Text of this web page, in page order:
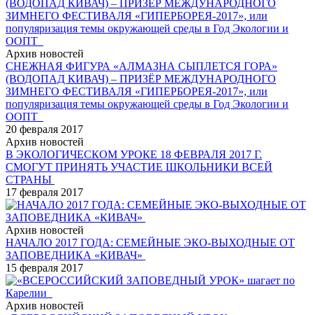
Архив новостей
СНЕЖНАЯ ФИГУРА «АЛМАЗНА СЫПЛЕТСЯ ГОРА»
(ВОДОПАД КИВАЧ) – ПРИЗЁР МЕЖДУНАРОДНОГО
ЗИМНЕГО ФЕСТИВАЛЯ «ГИПЕРБОРЕЯ-2017», или
популяризация темы окружающей среды в Год Экологии и
ООПТ
20 февраля 2017
Архив новостей
В ЭКОЛОГИЧЕСКОМ УРОКЕ 18 ФЕВРАЛЯ 2017 Г.
СМОГУТ ПРИНЯТЬ УЧАСТИЕ ШКОЛЬНИКИ ВСЕЙ
СТРАНЫ
17 февраля 2017
Архив новостей
НАЧАЛО 2017 ГОДА: СЕМЕЙНЫЕ ЭКО-ВЫХОДНЫЕ ОТ
ЗАПОВЕДНИКА «КИВАЧ»
15 февраля 2017
Архив новостей